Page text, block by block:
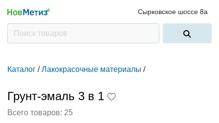
Сырковское шоссе 8а
Каталог / Лакокрасочные материалы /
Грунт-эмаль 3 в 1
Всего товаров: 25